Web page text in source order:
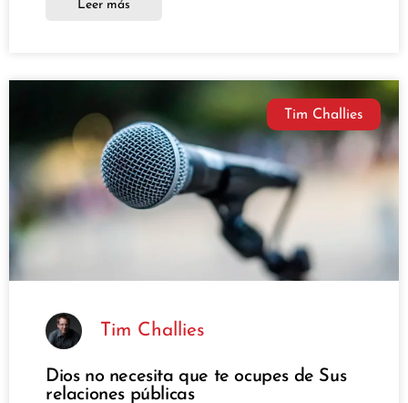
Leer más
Tim Challies
Tim Challies
Dios no necesita que te ocupes de Sus
relaciones públicas